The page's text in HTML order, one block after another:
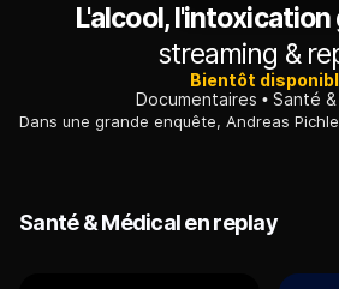
L'alcool, l'intoxication
streaming &
Bientôt
Documentaires
Santé
Santé & Médical en replay